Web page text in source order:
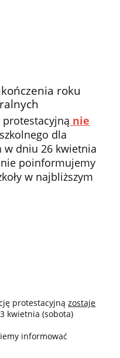
roku
nie
dla
w dniu 26 kwietnia
poinformujemy
w najbliższym
protestacyjnązostaje
kwietnia (sobota)
informować